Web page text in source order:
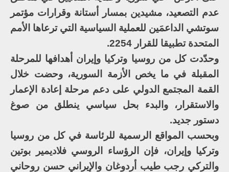
عدم التصعيد، مشيدين بمسار أستانة وقرارات مؤتمر
سوتشي الداعمَين للعملية السياسية التي ترعاها الأمم
المتحدة تطبيقا للقرار 2254.
وحدّدت كل من روسيا وتركيا وإيران أهدافها للمرحلة
المقبلة في ما يخص الأزمة السورية، وحضت خلال
القمة المجتمع الدولي على دعم مرحلة إعادة الإعمار
والاستقرار، والبدء بحل سياسي ينطلق من صوغ
دستور جديد.
وبحسب المواقع الرسمية للرئاسة في كل من روسيا
وتركيا وإيران، فإن الرؤساء الروسي فلاديمير بوتين
والتركي رجب طيب أردوغان والإيراني حسن روحاني